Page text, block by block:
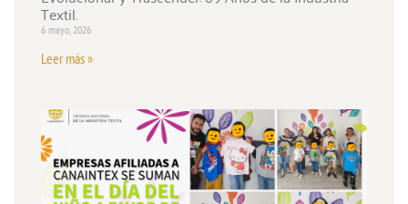
Textil.
6 mayo, 2026
Leer más »